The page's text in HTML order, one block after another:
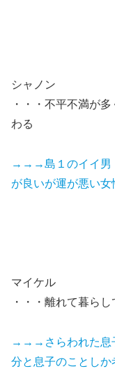
シャノン
・・・不平不満が
わる
→→→島１のイイ男
が良いが運が悪い女
マイケル
・・・離れて暮ら
→→→さらわれた息
分と息子のことしか